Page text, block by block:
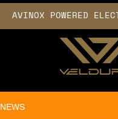
AVINOX POWERED
NEWS